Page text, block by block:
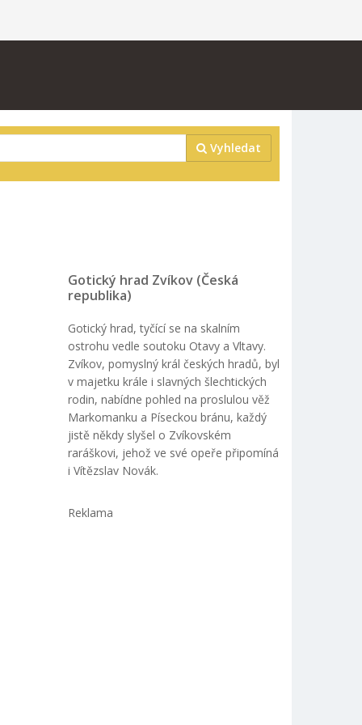
Vyhledat
Gotický hrad Zvíkov (Česká
republika)
Gotický hrad, tyčící se na skalním
ostrohu vedle soutoku Otavy a Vltavy.
Zvíkov, pomyslný král českých hradů, byl
v majetku krále i slavných šlechtických
rodin, nabídne pohled na proslulou věž
Markomanku a Píseckou bránu, každý
jistě někdy slyšel o Zvíkovském
raráškovi, jehož ve své opeře připomíná
i Vítězslav Novák.
Reklama